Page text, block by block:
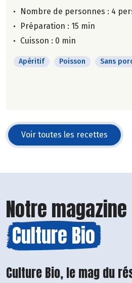
Nombre de personnes : 4
Préparation : 15 min
Cuisson : 0 min
Apéritif Poisson Sans
Voir toutes les recettes
Notre magazine
Culture Bio
Culture Bio, le mag du